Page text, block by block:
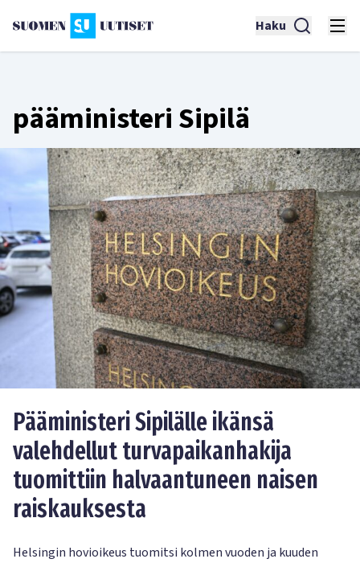
Haku
pääministeri Sipilä
Pääministeri Sipilälle ikänsä
valehdellut turvapaikanhakija
tuomittiin halvaantuneen naisen
raiskauksesta
Helsingin hovioikeus tuomitsi kolmen vuoden ja kuuden